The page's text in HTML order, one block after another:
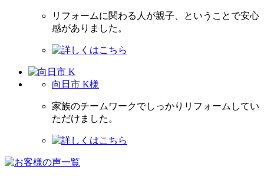
リフォームに関わる人が親子、ということで安心
感がありました。
向日市 K様
家族のチームワークでしっかりリフォームしてい
ただけました。